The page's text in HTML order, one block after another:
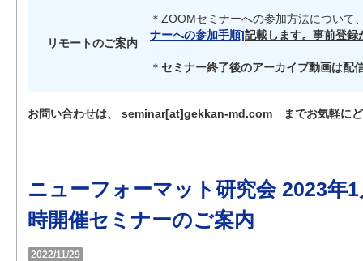
リモートのご案内
＊ZOOMセミナーへの参加方法について
ナーへの参加手順]記載します。事前登録
＊ セミナー終了後のアーカイブ動画は配
お問い合わせは、 seminar[at]gekkan-md.com までお気軽に
ニューフォーマット研究会 2023年
時開催セミナーのご案内
2022/11/29